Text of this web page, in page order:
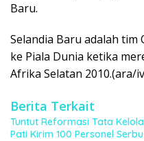
Baru.
Selandia Baru adalah
ke Piala Dunia ketika
Afrika Selatan 2010.(ara/
Berita Terkait
Tuntut Reformasi Tata
Pati Kirim 100 Personel Serbu